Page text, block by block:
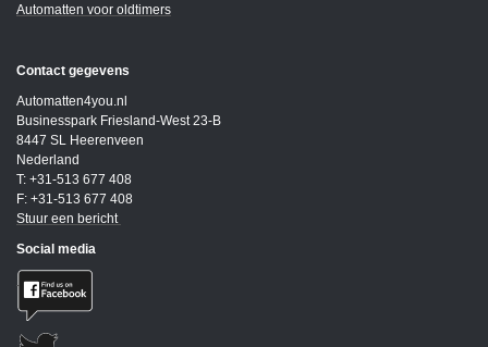
Automatten voor oldtimers
Contact gegevens
Automatten4you.nl
Businesspark Friesland-West 23-B
8447 SL Heerenveen
Nederland
T: +31-513 677 408
F: +31-513 677 408
Stuur een bericht
Social media